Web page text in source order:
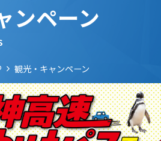
ンペーン
観光・キャンペーン